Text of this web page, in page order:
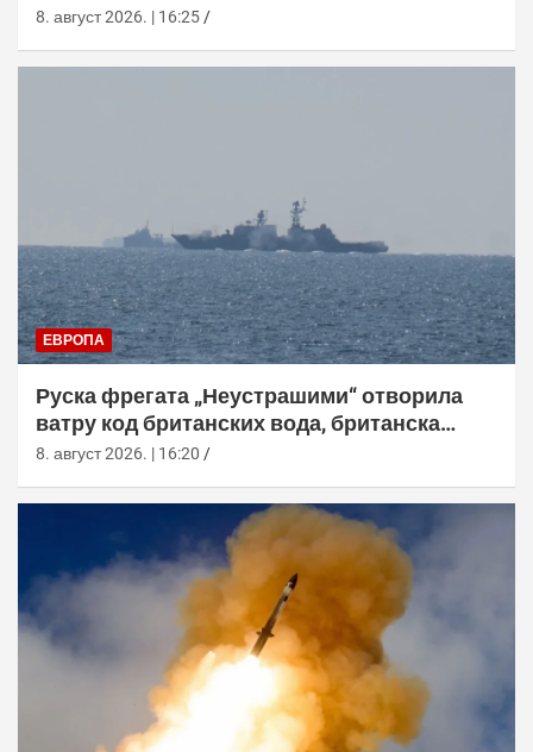
8. август 2026. | 16:25
ЕВРОПА
Руска фрегата „Неустрашими“ отворила
ватру код британских вода, британска
морнарица појачала праћење
8. август 2026. | 16:20